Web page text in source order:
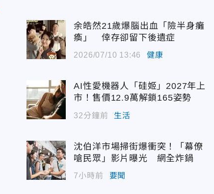
余皓然21歲爆腦出血「險半身癱
瘓」 倖存卻留下後遺症
2026/07/10 13:46 健康
AI性愛機器人「硅姬」2027年上
市！售價12.9萬解鎖165姿勢
32分鐘前 生活
沈伯洋市場掃街爆衝突！「幕僚
嗆民眾」影片曝光 網全炸鍋
7小時前 要聞